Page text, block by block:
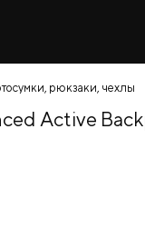
рюкзаки, чехлы
Active